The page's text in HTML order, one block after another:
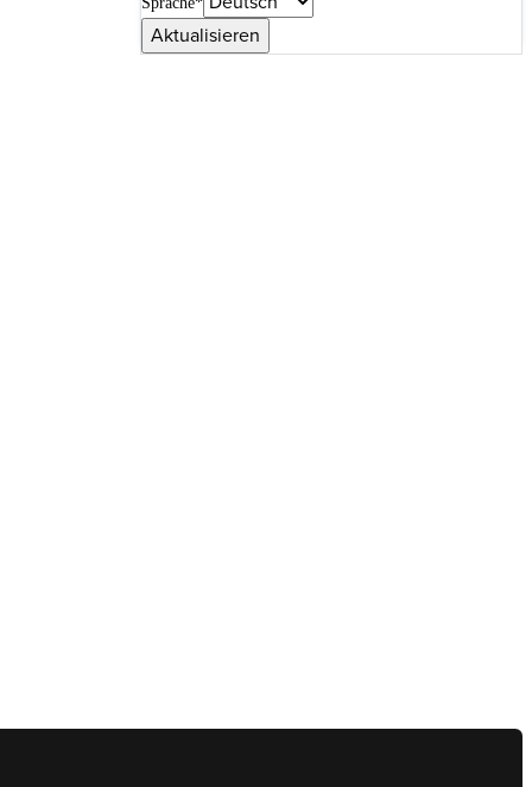
Aktualisieren